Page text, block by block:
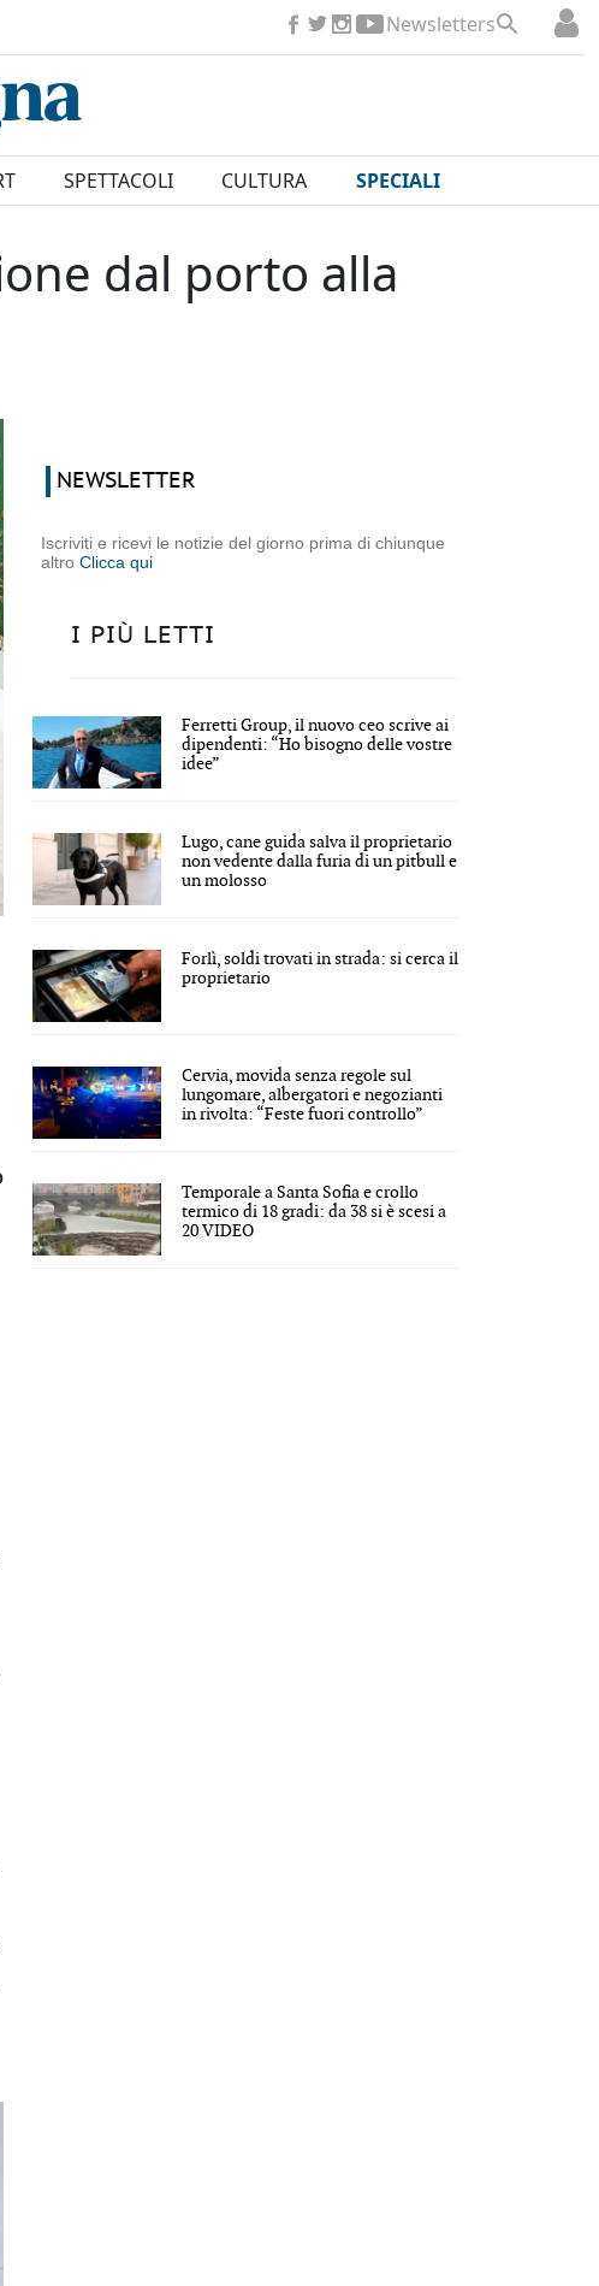
Newsletters
SPETTACOLI CULTURA SPECIALI
dal porto alla
NEWSLETTER
Iscriviti e ricevi le notizie del giorno prima di chiunque
altroClicca qui
I PIÙ LETTI
Ferretti Group, il nuovo ceo scrive ai
dipendenti: “Ho bisogno delle vostre
idee”
Lugo, cane guida salva il proprietario
non vedente dalla furia di un pitbull e
un molosso
Forlì, soldi trovati in strada: si cerca il
proprietario
Cervia, movida senza regole sul
lungomare, albergatori e negozianti
in rivolta: “Feste fuori controllo”
Temporale a Santa Sofia e crollo
termico di 18 gradi: da 38 si è scesi a
20 VIDEO